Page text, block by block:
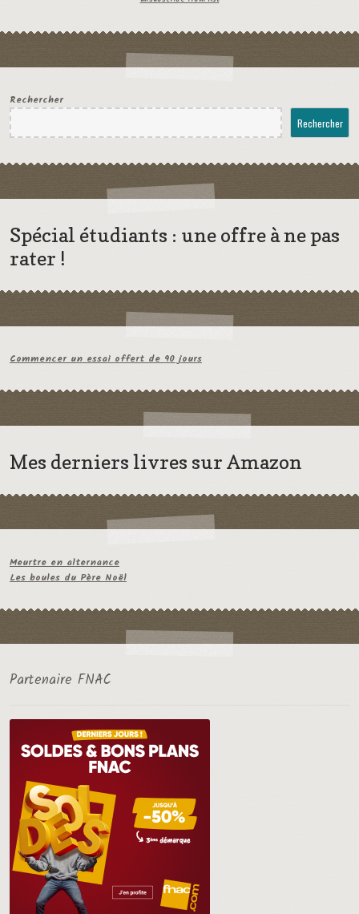
Rechercher
Rechercher
Spécial étudiants : une offre à ne pas
rater !
Commencer un essai offert de 90 jours
Mes derniers livres sur Amazon
Meurtre en alternance
Les boules du Père Noël
Partenaire FNAC